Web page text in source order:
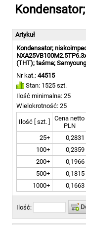
Artykuł
Kondensator;
(THT); taśma;
Nr kat.: 44515
Stan: 1525 szt.
Ilość minimalna: 25
Wielokrotność: 25
Ilość [ szt. ]
Cena netto
PLN
25+
0,2831
100+
0,2359
200+
0,1966
500+
0,1815
1000+
0,1663
Ilość: